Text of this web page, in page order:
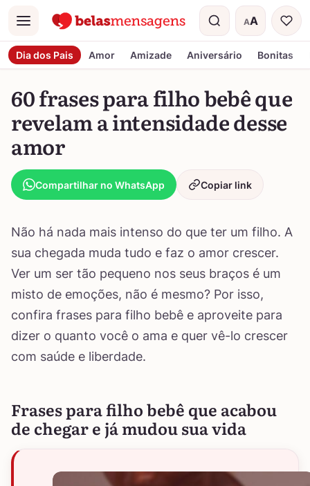
Menu AA
Tamanho do
Dia dos Pais Amor Amizade Aniversário Bonitas
60 frases para filho bebê que
revelam a intensidade desse
amor
Compartilhar no WhatsApp Copiar link
Não há nada mais intenso do que ter um filho. A
sua chegada muda tudo e faz o amor crescer.
Ver um ser tão pequeno nos seus braços é um
misto de emoções, não é mesmo? Por isso,
confira frases para filho bebê e aproveite para
dizer o quanto você o ama e quer vê-lo crescer
com saúde e liberdade.
Frases para filho bebê que acabou
de chegar e já mudou sua vida